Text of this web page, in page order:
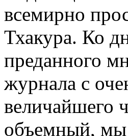
всемирно
Тхакура. Ко
преданного
журнала с
величайшего
объемный, мы